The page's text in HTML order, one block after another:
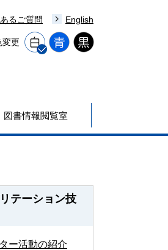
るご質問 English
変更
図書情報閲覧室
テーション技
ー活動の紹介